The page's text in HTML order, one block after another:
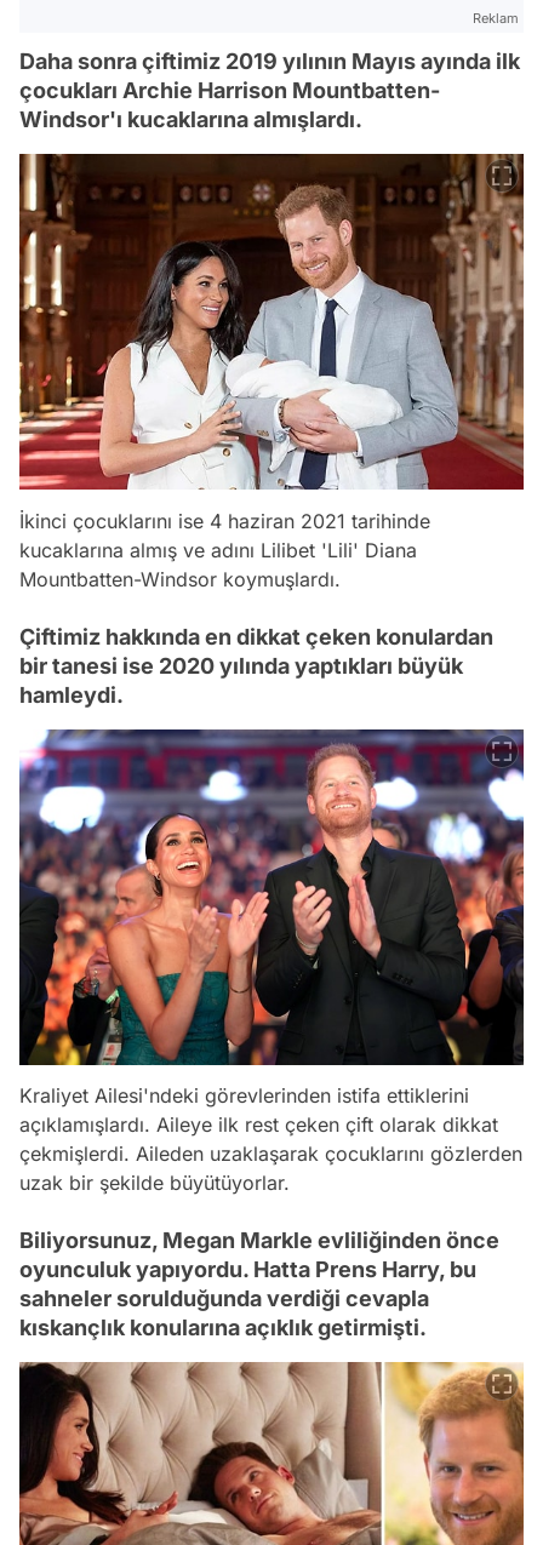
Reklam
Daha sonra çiftimiz 2019 yılının Mayıs ayında ilk
çocukları Archie Harrison Mountbatten-
Windsor'ı kucaklarına almışlardı.
İkinci çocuklarını ise 4 haziran 2021 tarihinde
kucaklarına almış ve adını Lilibet 'Lili' Diana
Mountbatten-Windsor koymuşlardı.
Çiftimiz hakkında en dikkat çeken konulardan
bir tanesi ise 2020 yılında yaptıkları büyük
hamleydi.
Kraliyet Ailesi'ndeki görevlerinden istifa ettiklerini
açıklamışlardı. Aileye ilk rest çeken çift olarak dikkat
çekmişlerdi. Aileden uzaklaşarak çocuklarını gözlerden
uzak bir şekilde büyütüyorlar.
Biliyorsunuz, Megan Markle evliliğinden önce
oyunculuk yapıyordu. Hatta Prens Harry, bu
sahneler sorulduğunda verdiği cevapla
kıskançlık konularına açıklık getirmişti.